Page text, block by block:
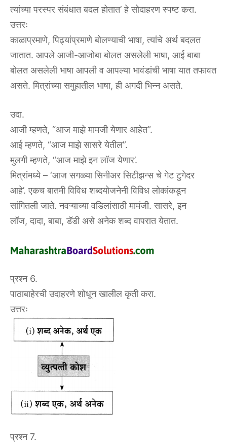
त्यांच्या परस्पर संबंधात बदल होतात’ हे सोदाहरण स्पष्ट करा.
उत्तरः
काळाप्रमाणे, पिढ्यांप्रमाणे बोलण्याची भाषा, त्यांचे अर्थ बदलत
जातात. आपले आजी-आजोबा बोलत असलेली भाषा, आई बाबा
बोलत असलेली भाषा आपली व आपल्या भावंडांची भाषा यात तफावत
असते. मित्रांच्या समुहातील भाषा, ही अगदी भिन्न असते.
उदा.
आजी म्हणते, “आज माझे मामजी येणार आहेत”.
आई म्हणते, “आज माझे सासरे येतील”.
मुलगी म्हणते, “आज माझे इन लॉज येणार’.
मित्रांमध्ये – ‘आज सगळ्या सिनीअर सिटीझन्स चे गेट टुगेदर
आहे’. एकच बातमी विविध शब्दयोजनेनी विविध लोकांकडून
सांगितली जाते. नवऱ्याच्या वडिलांसाठी मामंजी. सासरे, इन
लॉज, दादा, बाबा, डॅडी असे अनेक शब्द वापरात येतात.
प्रश्न 6.
पाठाबाहेरची उदाहरणे शोधून खालील कृती करा.
उत्तरः
प्रश्न 7.